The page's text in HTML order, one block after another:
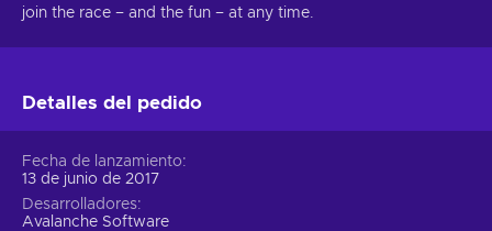
join the race – and the fun – at any time.
Detalles del pedido
Fecha de lanzamiento
13 de junio de 2017
Desarrolladores
Avalanche Software